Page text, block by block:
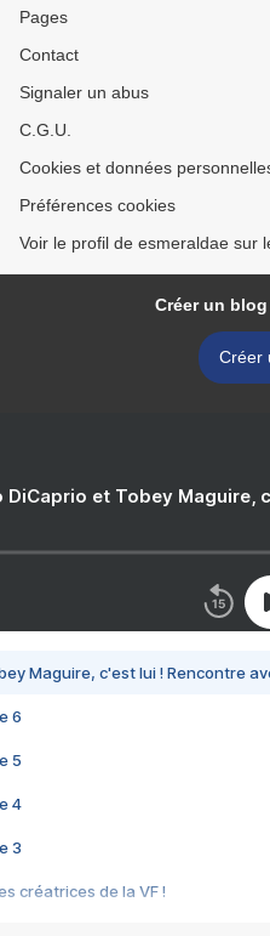
Pages
Contact
Signaler un abus
C.G.U.
Cookies et données
Préférences cookies
Voir le profil de esmeraldae sur
Créer un
Créer
DiCaprio et Tobey Maguire,
Maguire, c'est lui ! Rencontre
6
5
4
3
créatrices de la VF !